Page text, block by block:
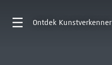
Ontdek Kunstverkenner